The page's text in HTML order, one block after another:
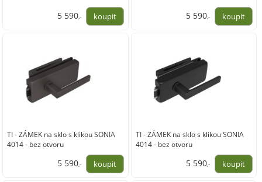
5 590,- 5 590,-
TI - ZÁMEK na sklo s klikou SONIA
4014 - bez otvoru
5 590,-
TI - ZÁMEK na sklo s klikou SONIA
4014 - bez otvoru
5 590,-